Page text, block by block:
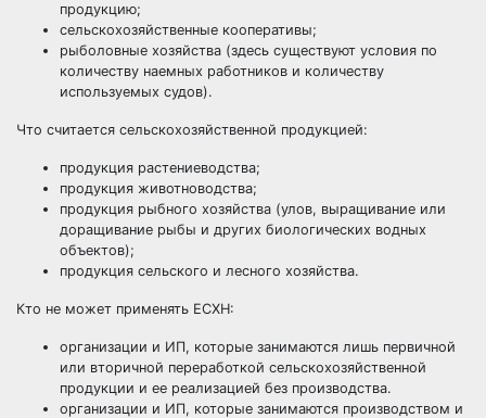
продукцию;
сельскохозяйственные кооперативы;
рыболовные хозяйства (здесь существуют условия по
количеству наемных работников и количеству
используемых судов).
Что считается сельскохозяйственной продукцией:
продукция растениеводства;
продукция животноводства;
продукция рыбного хозяйства (улов, выращивание или
доращивание рыбы и других биологических водных
объектов);
продукция сельского и лесного хозяйства.
Кто не может применять ЕСХН:
организации и ИП, которые занимаются лишь первичной
или вторичной переработкой сельскохозяйственной
продукции и ее реализацией без производства.
организации и ИП, которые занимаются производством и